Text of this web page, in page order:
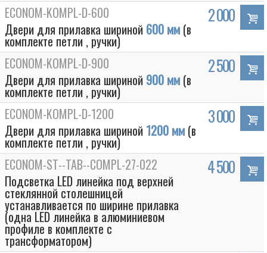
ECONOM-KOMPL-D-600
Двери для прилавка шириной 600 мм (в
комплекте петли , ручки)
2 000
ECONOM-KOMPL-D-900
Двери для прилавка шириной 900 мм (в
комплекте петли , ручки)
2 500
ECONOM-KOMPL-D-1200
Двери для прилавка шириной 1200 мм (в
комплекте петли , ручки)
3 000
ECONOM-ST--TAB--COMPL-27-022
Подсветка LED линейка под верхней
стеклянной столешницей
устанавливается по ширине прилавка
(одна LED линейка в алюминиевом
профиле в комплекте с
трансформатором)
4 500